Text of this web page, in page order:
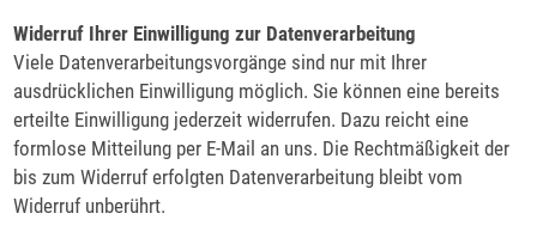
Widerruf Ihrer Einwilligung zur Datenverarbeitung
Viele Datenverarbeitungsvorgänge sind nur mit Ihrer
ausdrücklichen Einwilligung möglich. Sie können eine bereits
erteilte Einwilligung jederzeit widerrufen. Dazu reicht eine
formlose Mitteilung per E-Mail an uns. Die Rechtmäßigkeit der
bis zum Widerruf erfolgten Datenverarbeitung bleibt vom
Widerruf unberührt.